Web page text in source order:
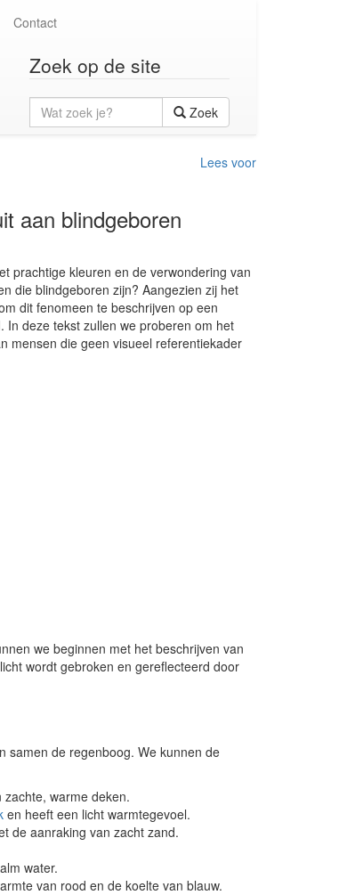
Contact
Zoek op de site
Wat
zoek
je?
Zoek
Lees voor
aan blindgeboren
prachtige kleuren en de verwondering van
die blindgeboren zijn? Aangezien zij het
dit fenomeen te beschrijven op een
In deze tekst zullen we proberen om het
mensen die geen visueel referentiekader
we beginnen met het beschrijven van
wordt gebroken en gereflecteerd door
samen de regenboog. We kunnen de
warme deken.
en heeft een licht warmtegevoel.
de aanraking van zacht zand.
water.
van rood en de koelte van blauw.